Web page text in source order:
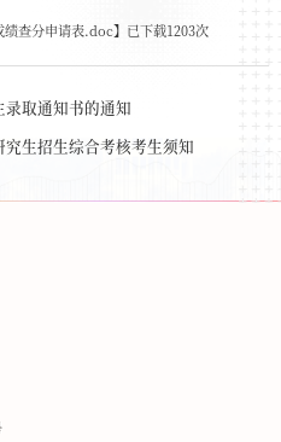
绩查分申请表.doc】已下载1203次
取通知书的通知
生招生综合考核考生须知